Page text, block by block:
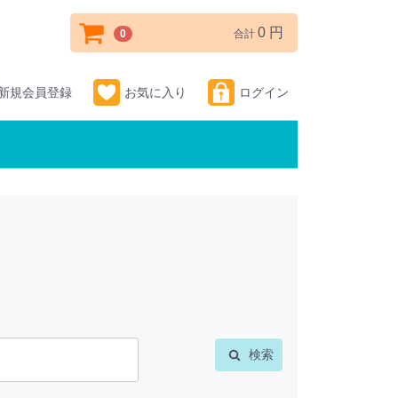
規会員登録 お気に入り ログイン
0 合計 0 円
検索